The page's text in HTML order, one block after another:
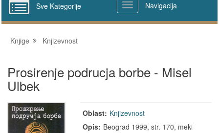
Sve Kategorije Navigacija
Knjige Knjizevnost
Prosirenje podrucja borbe - Misel
Ulbek
Oblast: Knjizevnost
Opis: Beograd 1999, str. 170, meki